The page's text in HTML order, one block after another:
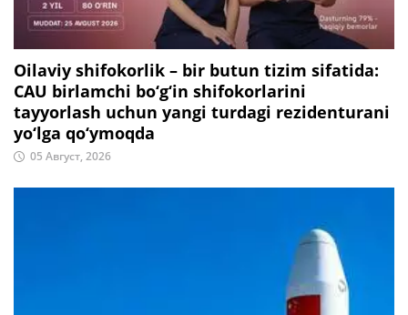
Oilaviy shifokorlik – bir butun tizim sifatida:
CAU birlamchi bo‘g‘in shifokorlarini
tayyorlash uchun yangi turdagi rezidenturani
yo‘lga qo‘ymoqda
05 Август, 2026